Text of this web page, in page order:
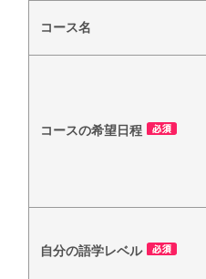
コース名
コースの希望日程
自分の語学レベル